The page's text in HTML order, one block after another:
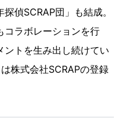
偵SCRAP団」も結成。
コラボレーションを行
ントを生み出し続けてい
式会社SCRAPの登録